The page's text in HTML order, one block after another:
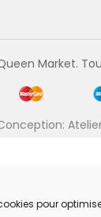
pour
Market.